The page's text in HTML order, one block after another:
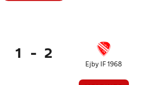
1 - 2
Ejby IF 1968